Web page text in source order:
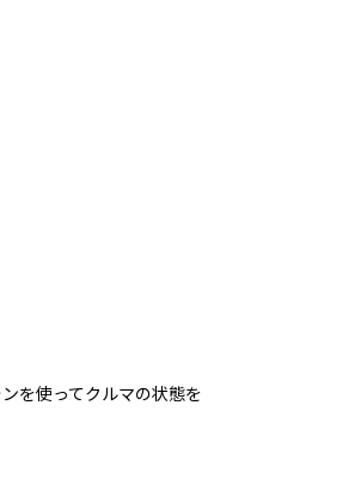
を使ってクルマの状態を